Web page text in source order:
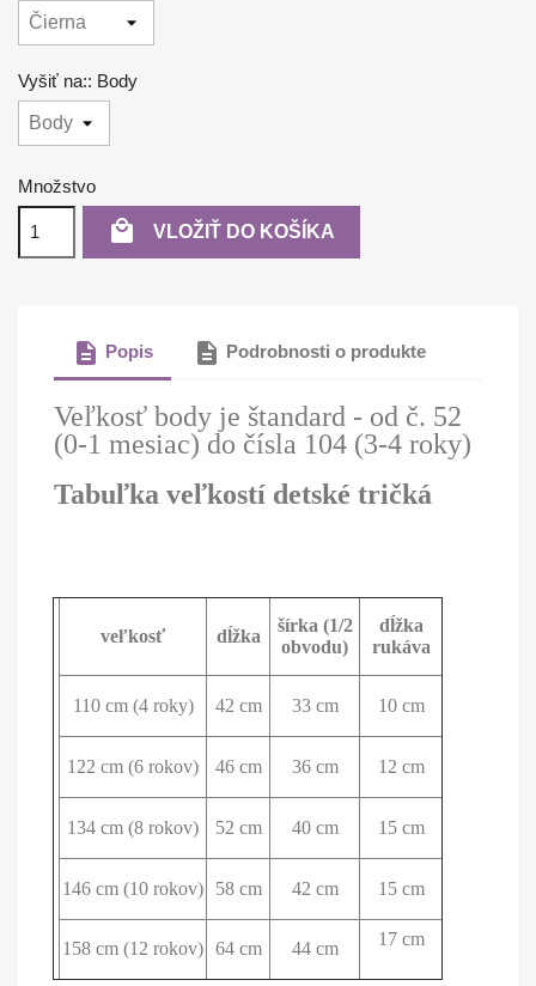
Vyšiť na:: Body
Množstvo
 VLOŽIŤ DO KOŠÍKA
description Popis description Podrobnosti o produkte
Veľkosť body je štandard - od č. 52
(0-1 mesiac) do čísla 104 (3-4 roky)
Tabuľka veľkostí detské tričká
veľkosť dĺžka
šírka (1/2
obvodu)
dĺžka
rukáva
110 cm (4 roky) 42 cm 33 cm 10 cm
122 cm (6 rokov) 46 cm 36 cm 12 cm
134 cm (8 rokov) 52 cm 40 cm 15 cm
146 cm (10 rokov) 58 cm 42 cm 15 cm
158 cm (12 rokov) 64 cm 44 cm 17 cm